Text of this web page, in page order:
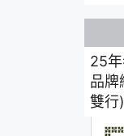
25
品牌
雙行